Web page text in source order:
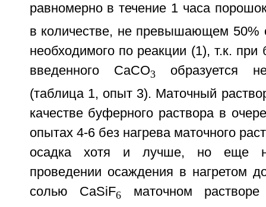
равномерно в течение 1 часа
в количестве, не превышающем 50%
необходимого по реакции (1), т.к.
введенного СаСО3 образуется
(таблица 1, опыт 3). Маточный
качестве буферного раствора в
опытах 4-6 без нагрева маточного
осадка хотя и лучше, но еще
проведении осаждения в нагретом
солью CaSiF6
маточном растворе